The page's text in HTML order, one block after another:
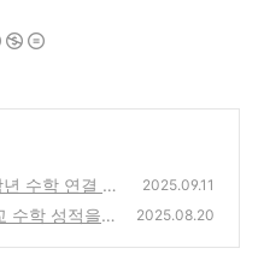
수학 연결 2
기초
(0)
2025.09.11
수학 성적을
2025.08.20